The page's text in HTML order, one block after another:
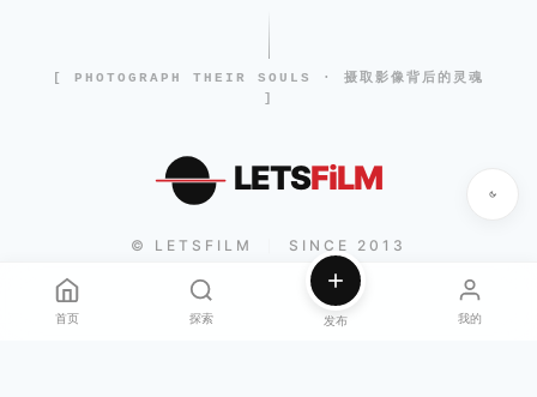
[ PHOTOGRAPH THEIR SOULS · 摄取影像背后的灵魂
]
LETSFiLM
© LETSFILM SINCE 2013
首页 探索 发布 我的